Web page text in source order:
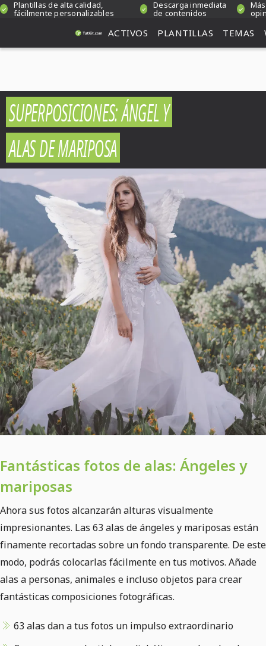
Plantillas de alta calidad,
fácilmente personalizables
Descarga inmediata
de contenidos
ACTIVOS PLANTILLAS TEMAS
SUPERPOSICIONES: ÁNGEL Y
ALAS DE MARIPOSA
Fantásticas fotos de alas: Ángeles y
mariposas
Ahora sus fotos alcanzarán alturas visualmente
impresionantes. Las 63 alas de ángeles y mariposas están
finamente recortadas sobre un fondo transparente. De este
modo, podrás colocarlas fácilmente en tus motivos. Añade
alas a personas, animales e incluso objetos para crear
fantásticas composiciones fotográficas.
63 alas dan a tus fotos un impulso extraordinario